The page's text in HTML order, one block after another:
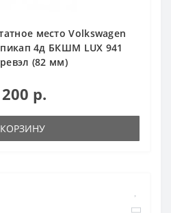
место Volkswagen
4д БКШМ LUX 941
(82 мм)
р.